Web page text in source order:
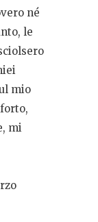
né
le
mio
mi